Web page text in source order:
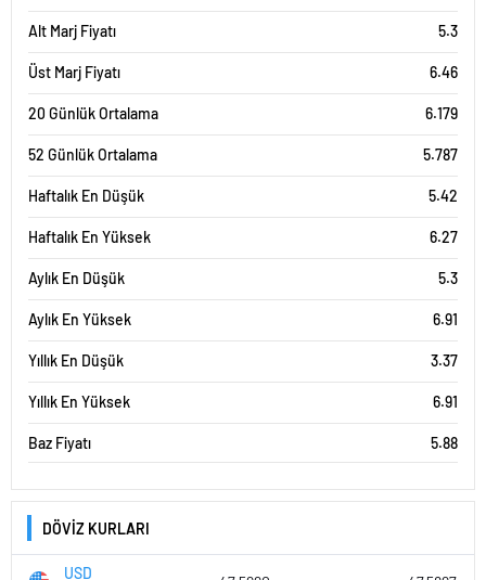
Alt Marj Fiyatı 5.3
Üst Marj Fiyatı 6.46
20 Günlük Ortalama 6.179
52 Günlük Ortalama 5.787
Haftalık En Düşük 5.42
Haftalık En Yüksek 6.27
Aylık En Düşük 5.3
Aylık En Yüksek 6.91
Yıllık En Düşük 3.37
Yıllık En Yüksek 6.91
Baz Fiyatı 5.88
DÖVİZ KURLARI
USD